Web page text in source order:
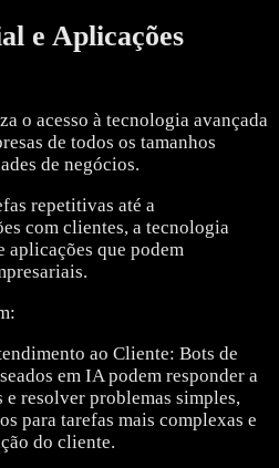
e Aplicações
o acesso à tecnologia avançada
de todos os tamanhos
de negócios.
repetitivas até a
com clientes, a tecnologia
aplicações que podem
ao Cliente: Bots de
em IA podem responder a
e resolver problemas simples,
para tarefas mais complexas e
do cliente.